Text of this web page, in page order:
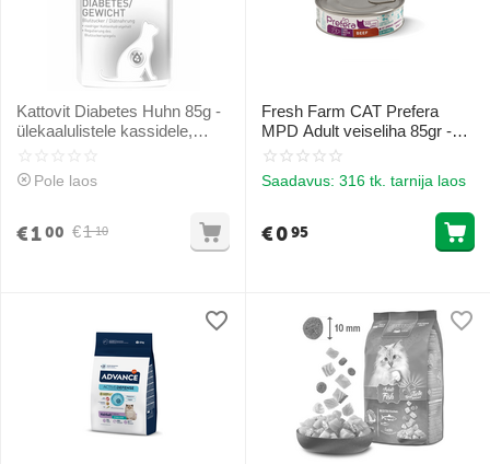
Kattovit Diabetes Huhn 85g -
ülekaalulistele kassidele,
veresuhkru tase või diabeet
Pole laos
€1 10
€100
Fresh Farm CAT Prefera
MPD Adult veiseliha 85gr -
monoproteiinse toiduga
Saadavus: 316 tk. tarnija laos
€095